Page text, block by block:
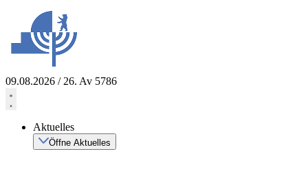
springen
09.08.2026 / 26. Av 5786
Aktuelles
Öffne Aktuelles